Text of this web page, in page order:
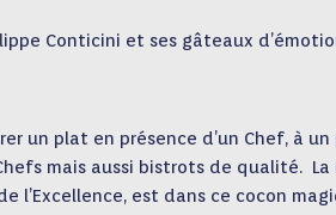
Conticini et ses gâteaux
un plat en présence d’un Chef, à
mais aussi bistrots de qualité.
l’Excellence, est dans ce cocon